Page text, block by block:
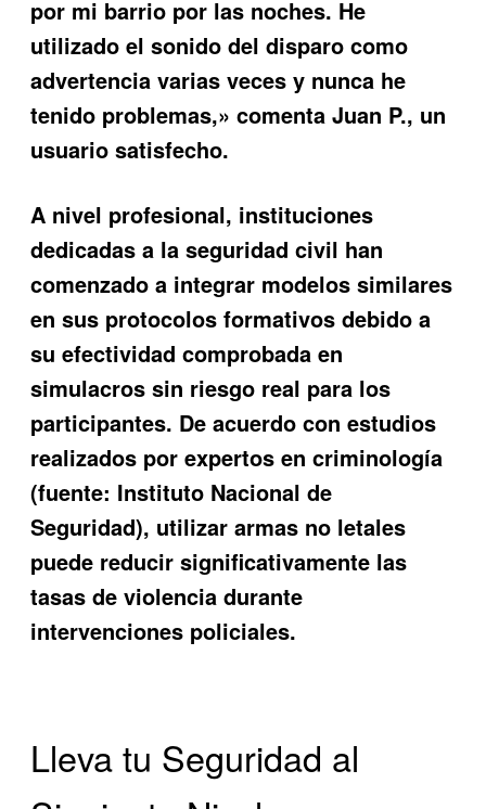
por mi barrio por las noches. He
utilizado el sonido del disparo como
advertencia varias veces y nunca he
tenido problemas,» comenta Juan P., un
usuario satisfecho.
A nivel profesional, instituciones
dedicadas a la seguridad civil han
comenzado a integrar modelos similares
en sus protocolos formativos debido a
su efectividad comprobada en
simulacros sin riesgo real para los
participantes. De acuerdo con estudios
realizados por expertos en criminología
(fuente: Instituto Nacional de
Seguridad), utilizar armas no letales
puede reducir significativamente las
tasas de violencia durante
intervenciones policiales.
Lleva tu Seguridad al